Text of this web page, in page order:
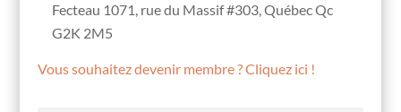
Fecteau 1071, rue du Massif #303, Québec Qc
G2K 2M5
Vous souhaitez devenir membre ? Cliquez ici !